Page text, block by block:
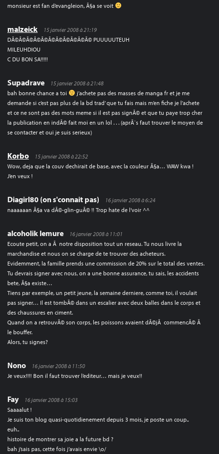
monsieur est fan d’evangleion, Ã§a se voit
malzeick
15 janvier 2008 à 21:19
DÃ©Ã©Ã©Ã©Ã©Ã©Ã©Ã©Ã©Ã©Ã© PUUUUUTEUH
MILEUHDIOU
C DU BON SA!!!!!
Supadrave
15 janvier 2008 à 21:48
bah bonne chance a toi
j’achete pas des masses de manga fr et je me
demande si c’est pas plus de la bd trad’ que tu fais mais m’en fiche je l’achete
et ce ne sont pas des mots meme si il est pas signÃ© et que tu paye trop cher
la publication en indÃ© fait moi en un lol . . . (aprÃ¨s faut trouver le moyen de
se contacter et oui je suis serieux)
Korbo
15 janvier 2008 à 22:52
Wow, deja que la couv dechirait de base, avec la couleur Ã§a… WAW kwa !
J’en veux !
Diagirl80 (on s'connait pas)
16 janvier 2008 à 6:24
naaaaaan Ã§a va dÃ©-glin-guÃ© !! Trop hate de l’voir ^^
alcoholik lemure
16 janvier 2008 à 11:01
Ecoute petit, on a Ã notre disposition tout un reseau. Tu nous livre la
marchandise et nous on se charge de te trouver des acheteurs.
Evidemment, la famille prends une commission de 20% sur le total des ventes.
Tu devrais signer avec nous, on a une bonne assurance, tu sais, les accidents
bete, Ã§a existe…
Tiens par exemple, un petit jeune, la semaine derniere, comme toi, il voulait
pas signer… Il est tombÃ© dans un escalier avec deux balles dans le corps et
des chaussures en ciment.
Quand on a retrouvÃ© son corps, les poissons avaient dÃ©jÃ commencÃ© Ã
le bouffer.
Alors, tu signes?
Nono
16 janvier 2008 à 11:50
Je veux!!!! Bon il faut trouver l’editeur… mais je veux!!
Fay
16 janvier 2008 à 15:03
Saaaalut !
Je suis ton blog quasi-quotidienement depuis 3 mois, je poste un coup..
euh..
histoire de montrer sa joie a la future bd ?
bah j’sais pas, cette fois j’avais envie \o/